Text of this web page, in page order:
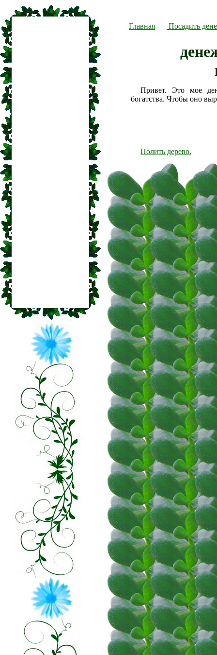
Главная Посадить
Привет. Это мое
богатства. Чтобы оно
Полить дерево.